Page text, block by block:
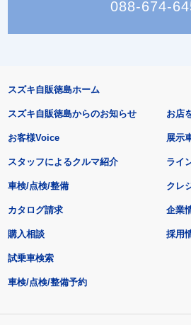
088-674-
スズキ自販徳島ホーム
スズキ自販徳島からのお知らせ
お客様Voice
スタッフによるクルマ紹介
お店
展示
ライ
車検/点検/整備 クレ
カタログ請求
購入相談
試乗車検索
車検/点検/整備予約
企業
採用